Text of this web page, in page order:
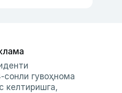
гувоҳнома
келтиришга,